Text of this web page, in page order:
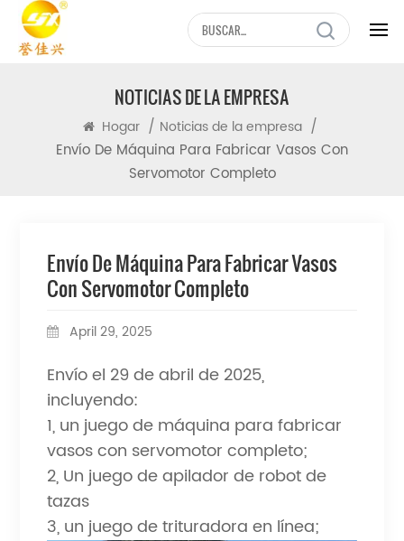
NOTICIAS DE LA EMPRESA
Hogar / Noticias de la empresa /
Envío De Máquina Para Fabricar Vasos Con
Servomotor Completo
Envío De Máquina Para Fabricar Vasos
Con Servomotor Completo
April 29, 2025
Envío el 29 de abril de 2025,
incluyendo:
1, un juego de máquina para fabricar
vasos con servomotor completo;
2, Un juego de apilador de robot de
tazas
3, un juego de trituradora en línea;